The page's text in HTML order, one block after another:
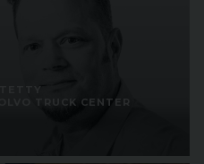
TRUCK CENTER